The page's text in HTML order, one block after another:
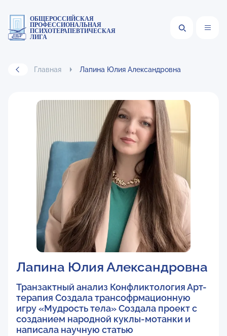
ОБЩЕРОССИЙСКАЯ
ПРОФЕССИОНАЛЬНАЯ
ПСИХОТЕРАПЕВТИЧЕСКАЯ
ЛИГА
Главная Лапина Юлия Александровна
Лапина Юлия Александровна
Транзактный анализ Конфликтология Арт-
терапия Создала трансофрмационную
игру «Мудрость тела» Создала проект с
созданием народной куклы-мотанки и
написала научную статью